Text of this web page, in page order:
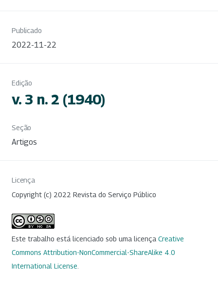
Publicado
2022-11-22
Edição
v. 3 n. 2 (1940)
Seção
Artigos
Licença
Copyright (c) 2022 Revista do Serviço Público
Este trabalho está licenciado sob uma licença Creative
Commons Attribution-NonCommercial-ShareAlike 4.0
International License